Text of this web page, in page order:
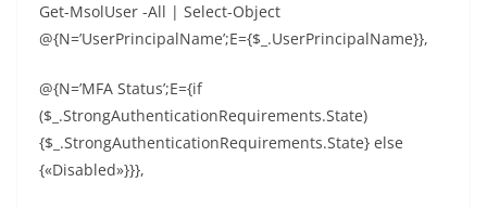
Get-MsolUser -All | Select-Object
@{N=’UserPrincipalName’;E={$_.UserPrincipalName}},
@{N=’MFA Status’;E={if
($_.StrongAuthenticationRequirements.State)
{$_.StrongAuthenticationRequirements.State} else
{«Disabled»}}},